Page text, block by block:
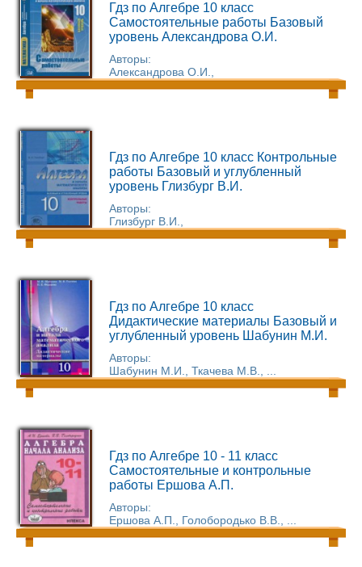
Гдз по Алгебре 10 класс
Самостоятельные работы Базовый
уровень Александрова О.И.
Авторы:
Александрова О.И.,
Гдз по Алгебре 10 класс Контрольные
работы Базовый и углубленный
уровень Глизбург В.И.
Авторы:
Глизбург В.И.,
Гдз по Алгебре 10 класс
Дидактические материалы Базовый и
углубленный уровень Шабунин М.И.
Авторы:
Шабунин М.И., Ткачева М.В., ...
Гдз по Алгебре 10 - 11 класс
Самостоятельные и контрольные
работы Ершова А.П.
Авторы:
Ершова А.П., Голобородько В.В., ...